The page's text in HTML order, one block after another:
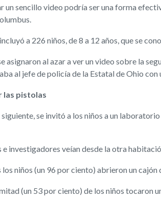
un sencillo video podría ser una forma
a 226 niños, de 8 a 12 años, que se
asignaron al azar a ver un video sobre la
al jefe de policía de la Estatal de Ohio
las pistolas
siguiente, se invitó a los niños a un
e investigadores veían desde la otra
niños (un 96 por ciento) abrieron un
(un 53 por ciento) de los niños tocaron